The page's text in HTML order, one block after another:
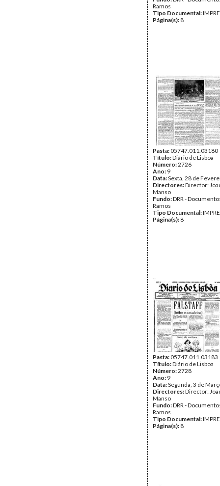
Ramos
Tipo Documental:
Página(s): 8
Pasta:05747.011.03180
Título:Diário de Lisboa
Número:2726
Ano: 9
Data:Sexta, 28 de
Directores:Director:
Manso
Fundo:DRR -
Ramos
Tipo Documental:
Página(s): 8
Pasta:05747.011.03183
Título:Diário de Lisboa
Número:2728
Ano: 9
Data:Segunda, 3 de
Directores:Director:
Manso
Fundo:DRR -
Ramos
Tipo Documental:
Página(s): 8